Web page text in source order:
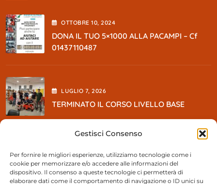
Gestisci Consenso
Per fornire le migliori esperienze, utilizziamo tecnologie come i
cookie per memorizzare e/o accedere alle informazioni del
dispositivo. Il consenso a queste tecnologie ci permetterà di
elaborare dati come il comportamento di navigazione o ID unici su
OTTOBRE10 , 2024
DONA IL TUO 5×1000 ALLA PACAMPI – Cf
01437110487
LUGLIO 7 , 2026
TERMINATO IL CORSO LIVELLO BASE
MAGGIO5, 2026
So BEER Party